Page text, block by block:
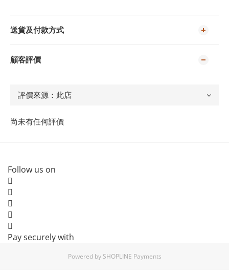
送貨及付款方式
顧客評價
尚未有任何評價
Follow us on
Pay securely with
Powered by SHOPLINE Payments